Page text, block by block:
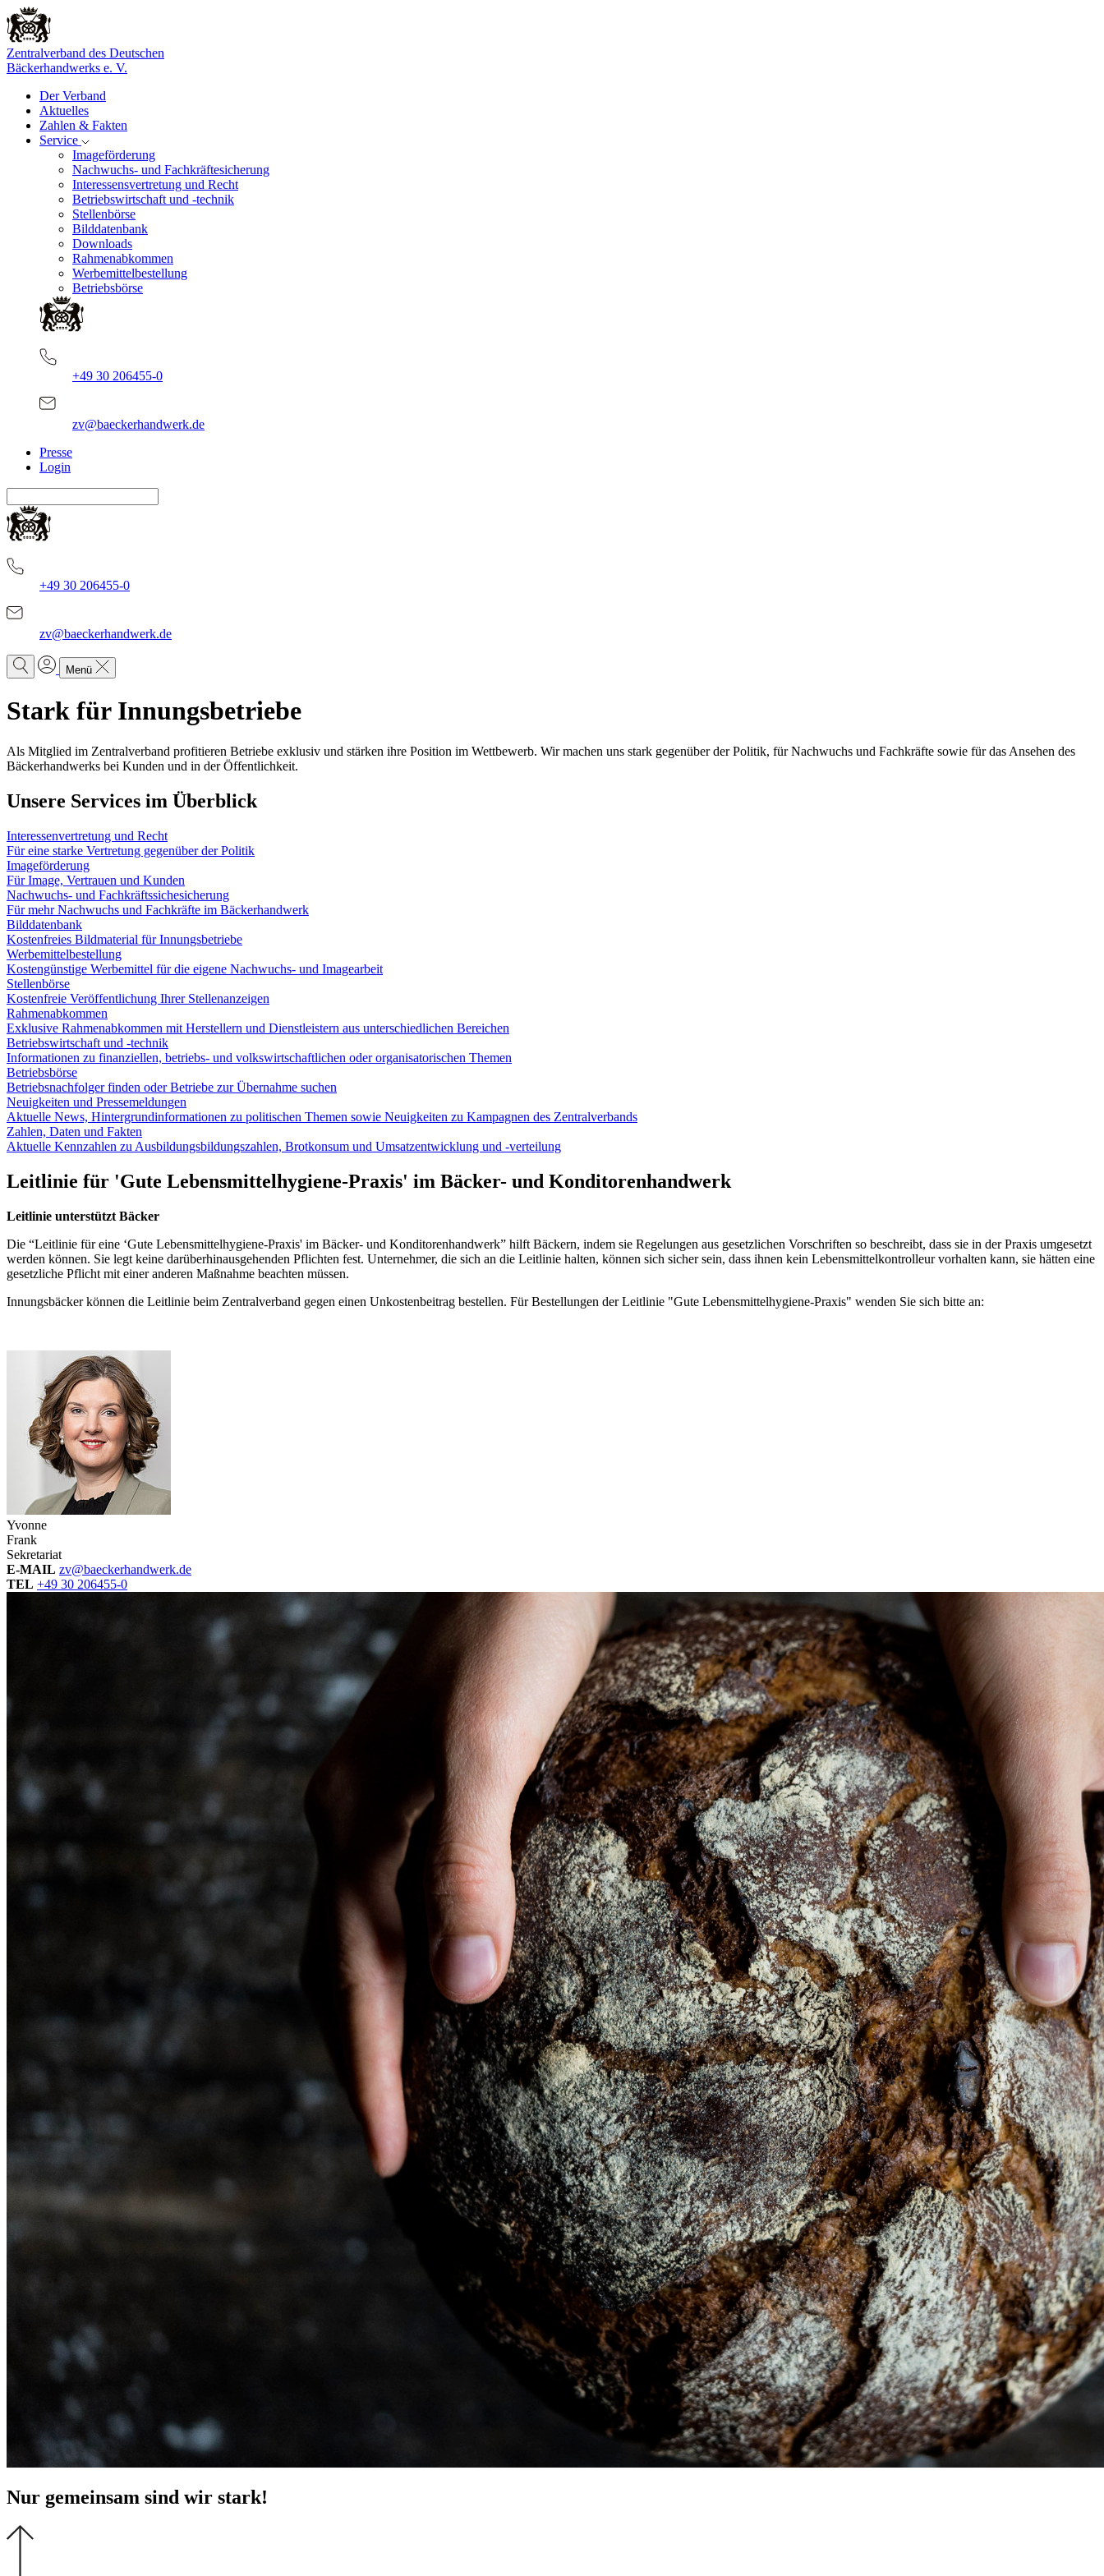
Zentralverband des Deutschen
Bäckerhandwerks e. V.
Der Verband
Aktuelles
Zahlen & Fakten
Service
Imageförderung
Nachwuchs- und Fachkräftesicherung
Interessensvertretung und Recht
Betriebswirtschaft und -technik
Stellenbörse
Bilddatenbank
Downloads
Rahmenabkommen
Werbemittelbestellung
Betriebsbörse
+49 30 206455-0
zv@baeckerhandwerk.de
Presse
Login
+49 30 206455-0
zv@baeckerhandwerk.de
Menü
Stark für Innungsbetriebe
Als Mitglied im Zentralverband profitieren Betriebe exklusiv und stärken ihre Position im Wettbewerb. Wir machen uns stark gegenüber der Politik, für Nachwuchs und Fachkräfte sowie für das Ansehen des
Bäckerhandwerks bei Kunden und in der Öffentlichkeit.
Unsere Services im Überblick
Interessenvertretung und Recht
Für eine starke Vertretung gegenüber der Politik
Imageförderung
Für Image, Vertrauen und Kunden
Nachwuchs- und Fachkräftssichesicherung
Für mehr Nachwuchs und Fachkräfte im Bäckerhandwerk
Bilddatenbank
Kostenfreies Bildmaterial für Innungsbetriebe
Werbemittelbestellung
Kostengünstige Werbemittel für die eigene Nachwuchs- und Imagearbeit
Stellenbörse
Kostenfreie Veröffentlichung Ihrer Stellenanzeigen
Rahmenabkommen
Exklusive Rahmenabkommen mit Herstellern und Dienstleistern aus unterschiedlichen Bereichen
Betriebswirtschaft und -technik
Informationen zu finanziellen, betriebs- und volkswirtschaftlichen oder organisatorischen Themen
Betriebsbörse
Betriebsnachfolger finden oder Betriebe zur Übernahme suchen
Neuigkeiten und Pressemeldungen
Aktuelle News, Hintergrundinformationen zu politischen Themen sowie Neuigkeiten zu Kampagnen des Zentralverbands
Zahlen, Daten und Fakten
Aktuelle Kennzahlen zu Ausbildungsbildungszahlen, Brotkonsum und Umsatzentwicklung und -verteilung
Leitlinie für 'Gute Lebensmittelhygiene-Praxis' im Bäcker- und Konditorenhandwerk
Leitlinie unterstützt Bäcker
Die “Leitlinie für eine ‘Gute Lebensmittelhygiene-Praxis' im Bäcker- und Konditorenhandwerk” hilft Bäckern, indem sie Regelungen aus gesetzlichen Vorschriften so beschreibt, dass sie in der Praxis umgesetzt
werden können. Sie legt keine darüberhinausgehenden Pflichten fest. Unternehmer, die sich an die Leitlinie halten, können sich sicher sein, dass ihnen kein Lebensmittelkontrolleur vorhalten kann, sie hätten eine
gesetzliche Pflicht mit einer anderen Maßnahme beachten müssen.
Innungsbäcker können die Leitlinie beim Zentralverband gegen einen Unkostenbeitrag bestellen. Für Bestellungen der Leitlinie "Gute Lebensmittelhygiene-Praxis" wenden Sie sich bitte an:
Yvonne
Frank
Sekretariat
E-MAIL zv@baeckerhandwerk.de
TEL +49 30 206455-0
Nur gemeinsam sind wir stark!